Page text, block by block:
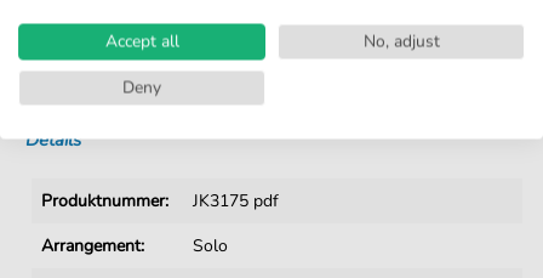
Kein Abo. Fairer Einzelkauf.
Sofortiger Download nach Kauf
Details
Produktnummer:
JK3175 pdf
Arrangement:
Solo
Accept all
No, adjust
Deny